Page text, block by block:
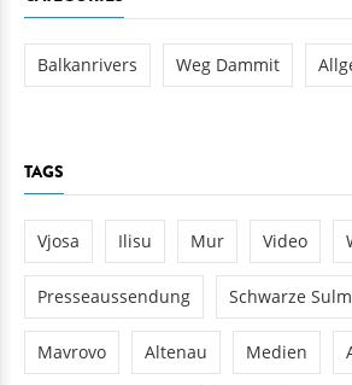
Balkanrivers Weg Dammit
TAGS
Vjosa Ilisu Mur Video
Presseaussendung Schwarze Sulm
Mavrovo Altenau Medien